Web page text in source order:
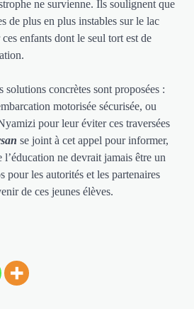
ne survienne. Ils soulignent que
de plus en plus instables sur le lac
enfants dont le seul tort est de
solutions concrètes sont proposées :
motorisée sécurisée, ou
pour leur éviter ces traversées
se joint à cet appel pour informer,
ne devrait jamais être un
pour les autorités et les partenaires
de ces jeunes élèves.